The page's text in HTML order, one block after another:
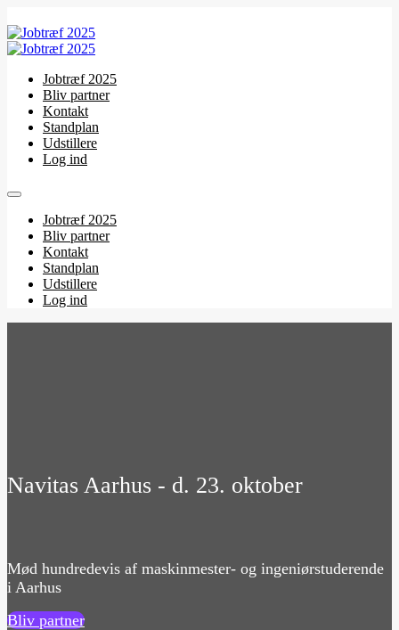
Jobtræf 2025
Bliv partner
Kontakt
Standplan
Udstillere
Log ind
Jobtræf 2025
Bliv partner
Kontakt
Standplan
Udstillere
Log ind
Navitas Aarhus - d. 23. oktober
Mød hundredevis af maskinmester- og ingeniørstuderende
i Aarhus
Bliv partner